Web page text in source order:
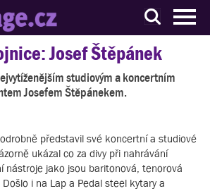
Josef Štěpánek
studiovým a koncertním
Josefem Štěpánekem.
představil své koncertní a studiové
ukázal co za divy při nahrávání
nástroje jako jsou baritonová, tenorová
i na Lap a Pedal steel kytary a